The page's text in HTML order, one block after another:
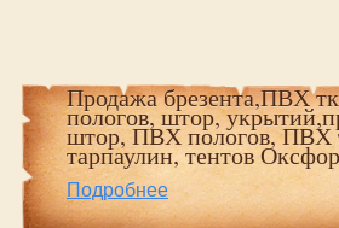
Продажа брезента,ПВХ
пологов, штор,
штор, ПВХ пологов, ПВХ
тарпаулин, тентов
Подробнее